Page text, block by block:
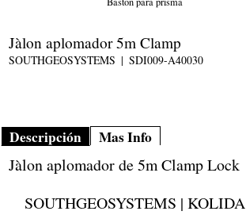
Jàlon aplomador 5m Clamp
SOUTHGEOSYSTEMS SDI009-A40030
Descripción Mas Info
Jàlon aplomador de 5m Clamp Lock
SOUTHGEOSYSTEMS | KOLIDA